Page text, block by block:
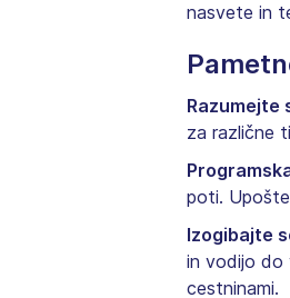
nasvete in
Razumejte
za različne
poti.
Izogibajte
in vodijo do
cestninami.